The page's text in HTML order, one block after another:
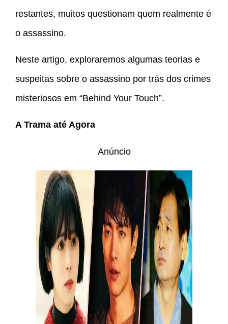
restantes, muitos questionam quem realmente é
o assassino.
Neste artigo, exploraremos algumas teorias e
suspeitas sobre o assassino por trás dos crimes
misteriosos em “Behind Your Touch”.
A Trama até Agora
Anúncio